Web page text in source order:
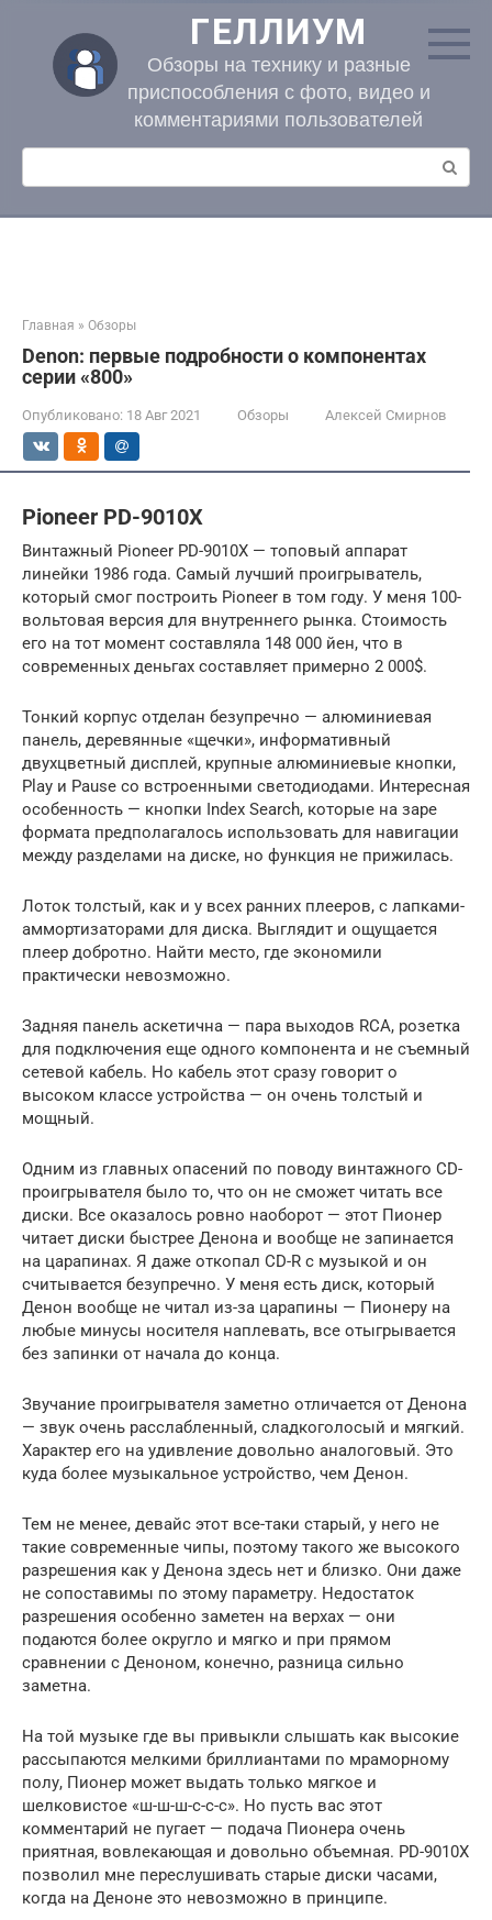
контенту
ГЕЛЛИУМ
Обзоры на технику и разные
приспособления с фото, видео и
комментариями пользователей
Поиск:
Главная » Обзоры
Denon: первые подробности о компонентах
серии «800»
Опубликовано: 18 Авг 2021 Обзоры Алексей Смирнов
Pioneer PD-9010X
Винтажный Pioneer PD-9010X — топовый аппарат
линейки 1986 года. Самый лучший проигрыватель,
который смог построить Pioneer в том году. У меня 100-
вольтовая версия для внутреннего рынка. Стоимость
его на тот момент составляла 148 000 йен, что в
современных деньгах составляет примерно 2 000$.
Тонкий корпус отделан безупречно — алюминиевая
панель, деревянные «щечки», информативный
двухцветный дисплей, крупные алюминиевые кнопки,
Play и Pause со встроенными светодиодами. Интересная
особенность — кнопки Index Search, которые на заре
формата предполагалось использовать для навигации
между разделами на диске, но функция не прижилась.
Лоток толстый, как и у всех ранних плееров, с лапками-
аммортизаторами для диска. Выглядит и ощущается
плеер добротно. Найти место, где экономили
практически невозможно.
Задняя панель аскетична — пара выходов RCA, розетка
для подключения еще одного компонента и не съемный
сетевой кабель. Но кабель этот сразу говорит о
высоком классе устройства — он очень толстый и
мощный.
Одним из главных опасений по поводу винтажного CD-
проигрывателя было то, что он не сможет читать все
диски. Все оказалось ровно наоборот — этот Пионер
читает диски быстрее Денона и вообще не запинается
на царапинах. Я даже откопал CD-R с музыкой и он
считывается безупречно. У меня есть диск, который
Денон вообще не читал из-за царапины — Пионеру на
любые минусы носителя наплевать, все отыгрывается
без запинки от начала до конца.
Звучание проигрывателя заметно отличается от Денона
— звук очень расслабленный, сладкоголосый и мягкий.
Характер его на удивление довольно аналоговый. Это
куда более музыкальное устройство, чем Денон.
Тем не менее, девайс этот все-таки старый, у него не
такие современные чипы, поэтому такого же высокого
разрешения как у Денона здесь нет и близко. Они даже
не сопоставимы по этому параметру. Недостаток
разрешения особенно заметен на верхах — они
подаются более округло и мягко и при прямом
сравнении с Деноном, конечно, разница сильно
заметна.
На той музыке где вы привыкли слышать как высокие
рассыпаются мелкими бриллиантами по мраморному
полу, Пионер может выдать только мягкое и
шелковистое «ш-ш-ш-с-с-с». Но пусть вас этот
комментарий не пугает — подача Пионера очень
приятная, вовлекающая и довольно объемная. PD-9010X
позволил мне переслушивать старые диски часами,
когда на Деноне это невозможно в принципе.